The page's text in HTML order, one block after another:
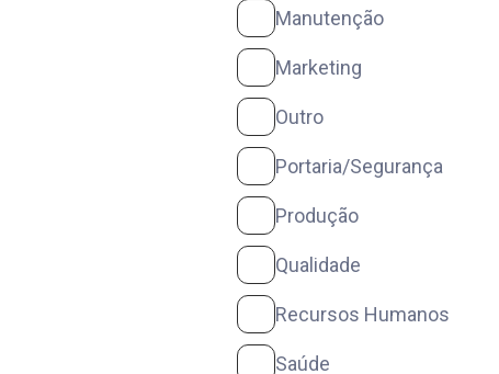
Manutenção
Marketing
Outro
Portaria/Segurança
Produção
Qualidade
Recursos Humanos
Saúde